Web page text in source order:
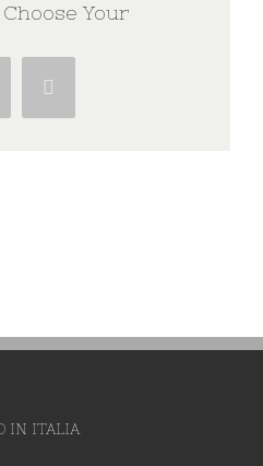
Your
Google+
IN ITALIA